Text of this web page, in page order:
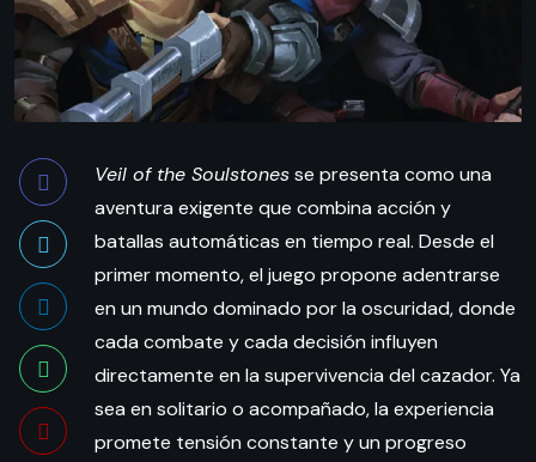
Veil of the Soulstonesse presenta como una
aventura exigente que combina acción y
batallas automáticas en tiempo real. Desde el
primer momento, el juego propone adentrarse
en un mundo dominado por la oscuridad, donde
cada combate y cada decisión influyen
directamente en la supervivencia del cazador. Ya
sea en solitario o acompañado, la experiencia
promete tensión constante y un progreso